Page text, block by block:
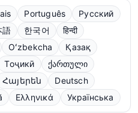
Português
Русский
語 한국어
हिन्दी
Oʻzbekcha
Қазақ
Тоҷикӣ
ქართული
Հայերեն
Deutsch
Ελληνικά Українська